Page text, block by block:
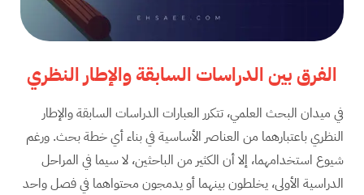
الفرق بين الدراسات السابقة والإطار النظري
في ميدان البحث العلمي، تتكرر العبارات الدراسات السابقة والإطار
النظري باعتبارهما من العناصر الأساسية في بناء أي خطة بحث. ورغم
شيوع استخدامهما، إلا أن الكثير من الباحثين، لا سيما في المراحل
الدراسية الأولى، يخلطون بينهما أو يدمجون محتواهما في فصل واحد